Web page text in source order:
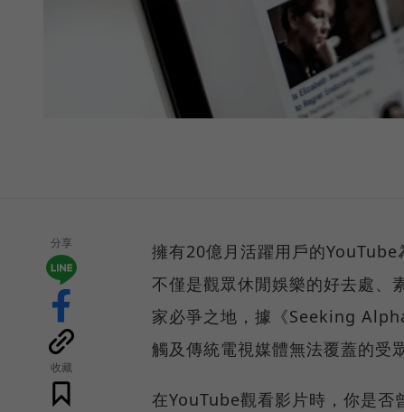
分享
收藏
擁有20億月活躍用戶的YouTube
不僅是觀眾休閒娛樂的好去處、
家必爭之地，據《Seeking
觸及傳統電視媒體無法覆蓋的受眾
在YouTube觀看影片時，你是否